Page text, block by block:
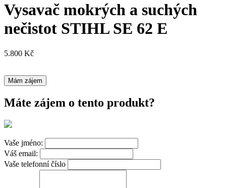
Vysavač mokrých a suchých
nečistot STIHL SE 62 E
5.800 Kč
Mám zájem
Máte zájem o tento produkt?
Vaše jméno:
Váš email:
Vaše telefonní číslo